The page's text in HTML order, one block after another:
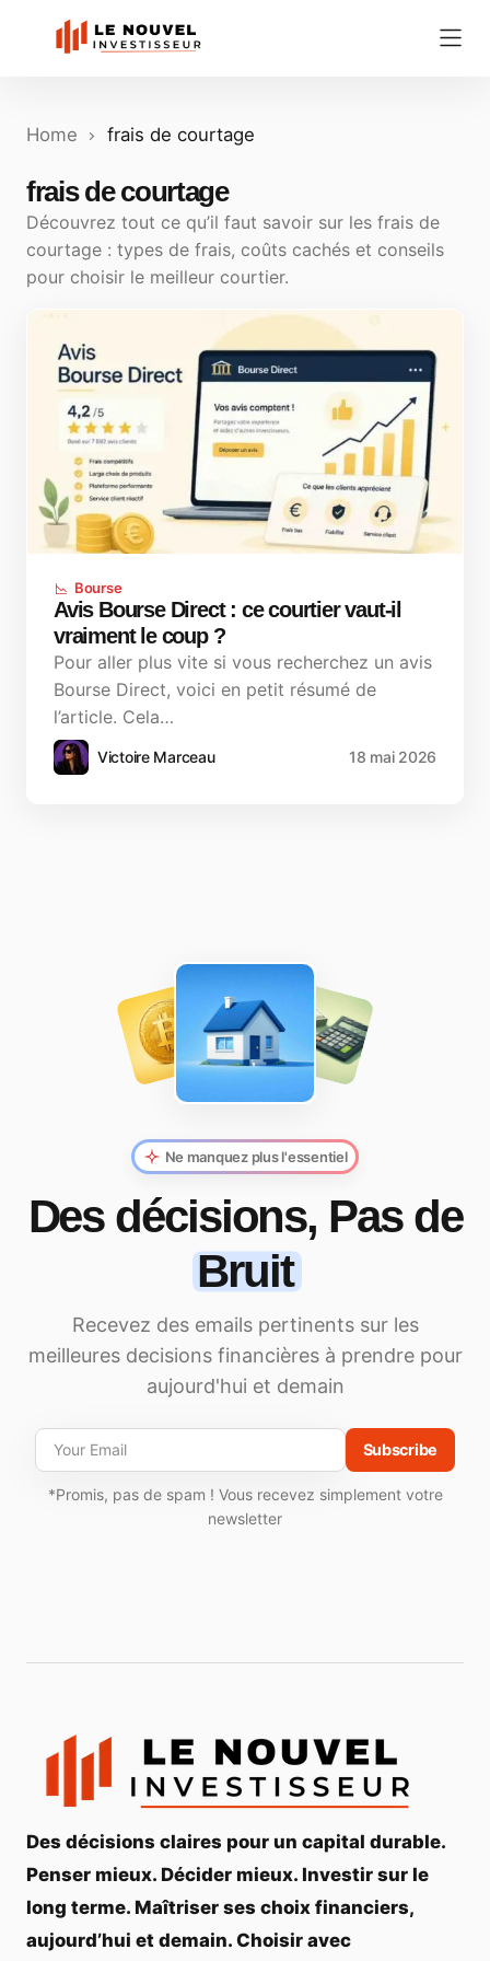
Home frais de courtage
frais de courtage
Découvrez tout ce qu’il faut savoir sur les frais de
courtage : types de frais, coûts cachés et conseils
pour choisir le meilleur courtier.
Bourse
Avis Bourse Direct : ce courtier vaut-il
vraiment le coup ?
Pour aller plus vite si vous recherchez un avis
Bourse Direct, voici en petit résumé de
l’article. Cela…
Victoire Marceau 18 mai 2026
Ne manquez plus l'essentiel
Des décisions, Pas de
Bruit
Recevez des emails pertinents sur les
meilleures decisions financières à prendre pour
aujourd'hui et demain
Subscribe
*Promis, pas de spam ! Vous recevez simplement votre
newsletter
Des décisions claires pour un capital durable.
Penser mieux. Décider mieux. Investir sur le
long terme. Maîtriser ses choix financiers,
aujourd’hui et demain. Choisir avec